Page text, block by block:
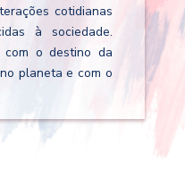
cotidianas
à sociedade.
com o destino da
planeta e com o